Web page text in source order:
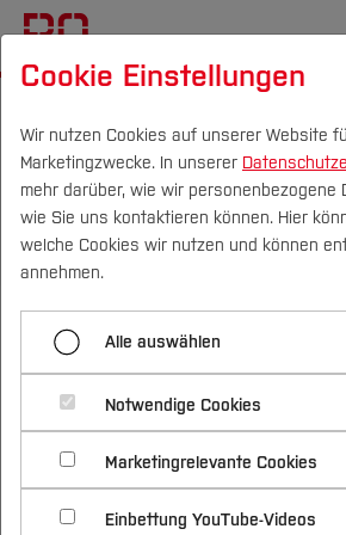
Campus Personen DE|
Studium
Studienangebote
Bachelorstudiengänge
Masterstudiengänge
Vor dem Studium
Bewerben & Einschreiben
Bewerbungsportal
Im Studium
Studienbüros und Prüfungen
Nach dem Studium
Forschung &
Profil
Forschungs- und
Schwerpunkte (FuT)
Beratung & Förderung
Nachhaltigkeit
Nachhaltigkeit studieren
International
Hochschulkommunikation
Menü
2025
2024
2023
2022
BO Career Day
bestätigt sich als
Erfolgsformat
Cookie Einstellungen
Wir nutzen Cookies auf unserer Website
Marketingzwecke. In unserer
mehr darüber, wie wir personenbezogene
wie Sie uns kontaktieren können. Hier
welche Cookies wir nutzen und können
annehmen.
Alle auswählen
Notwendige Cookies
Marketingrelevante Cookies
Einbettung YouTube-Videos